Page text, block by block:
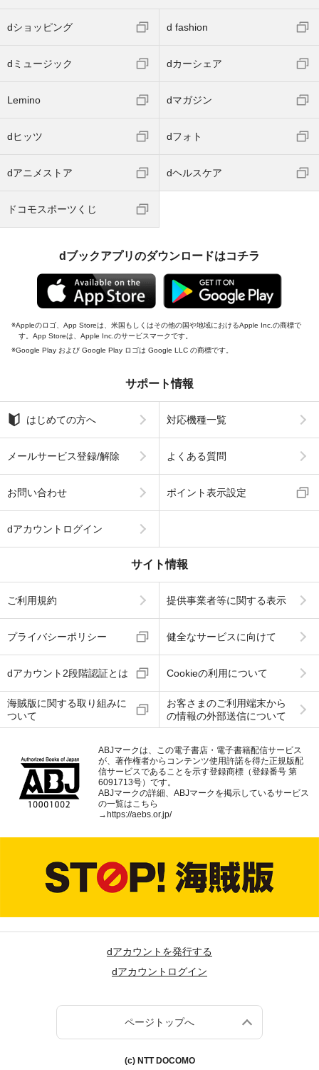
dショッピング d fashion
dミュージック dカーシェア
Lemino dマガジン
dヒッツ dフォト
dアニメストア dヘルスケア
ドコモスポーツくじ
dブックアプリのダウンロードはコチラ
Appleのロゴ、App Storeは、米国もしくはその他の国や地域におけるApple Inc.の商標で
す。App Storeは、Apple Inc.のサービスマークです。
Google Play および Google Play ロゴは Google LLC の商標です。
サポート情報
はじめての方へ 対応機種一覧
メールサービス登録/解除 よくある質問
お問い合わせ ポイント表示設定
dアカウントログイン
サイト情報
ご利用規約 提供事業者等に関する表示
プライバシーポリシー 健全なサービスに向けて
dアカウント2段階認証とは Cookieの利用について
海賊版に関する取り組みに
ついて
お客さまのご利用端末から
の情報の外部送信について
ABJマークは、この電子書店・電子書籍配信サービス
が、著作権者からコンテンツ使用許諾を得た正規版配
信サービスであることを示す登録商標（登録番号 第
6091713号）です。
ABJマークの詳細、ABJマークを掲示しているサービス
の一覧はこちら
→ https://aebs.or.jp/
dアカウントを発行する
dアカウントログイン
ページトップへ
(c) NTT DOCOMO